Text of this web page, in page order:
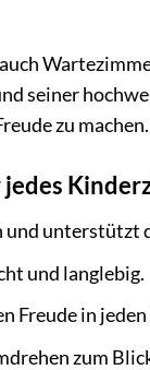
seiner
zu machen.
und langlebig.
Freude in jeden
zum